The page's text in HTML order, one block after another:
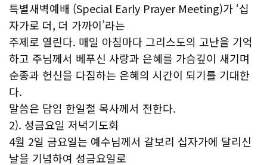
특별새벽예배 (Special Early Prayer Meeting)가 ‘십
자가로 더, 더 가까이’라는
주제로 열린다. 매일 아침마다 그리스도의 고난을 기억
하고 주님께서 베푸신 사랑과 은혜를 가슴깊이 새기며
순종과 헌신을 다짐하는 은혜의 시간이 되기를 기대한
다.
말씀은 담임 한일철 목사께서 전한다.
2). 성금요일 저녁기도회
4월 2일 금요일는 예수님께서 갈보리 십자가에 달리신
날을 기념하여 성금요일로